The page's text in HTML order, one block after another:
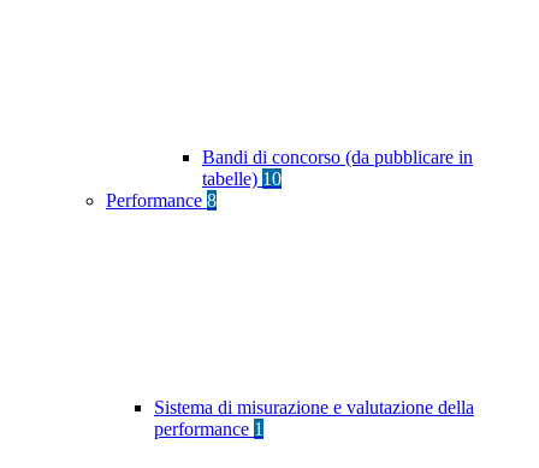
Bandi di concorso (da pubblicare in
tabelle) 10
Performance 8
Sistema di misurazione e valutazione della
performance 1